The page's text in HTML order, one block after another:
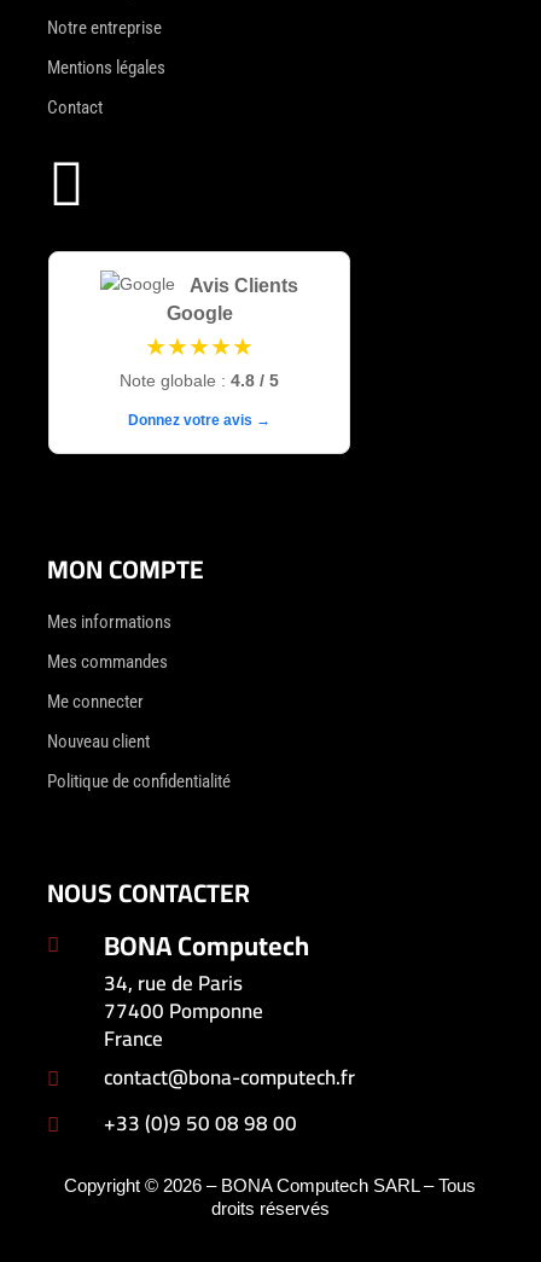
Notre entreprise
Mentions légales
Contact

Avis Clients
Google
★★★★★
Note globale : 4.8 / 5
Donnez votre avis →
MON COMPTE
Mes informations
Mes commandes
Me connecter
Nouveau client
Politique de confidentialité
NOUS CONTACTER
 BONA Computech
34, rue de Paris
77400 Pomponne
France
 contact@bona-computech.fr
 +33 (0)9 50 08 98 00
Copyright © 2026 – BONA Computech SARL – Tous
droits réservés